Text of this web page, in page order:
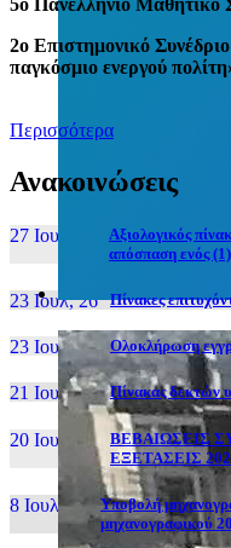
2ο Επιστημονικό
παγκόσμιο ενεργού
Περισσότερα
Ανακοινώσεις
27 Ιουν, 26
Αξιολογικός
απόσπαση ενός
23 Ιουλ, 26 Πίνακες
23 Ιουλ, 26 Ολοκλήρωση
21 Ιουλ, 26 Πίνακας δεκτών
20 Ιουλ, 26
ΒΕΒΑΙΩΣΕΙΣ
ΕΞΕΤΑΣΕΙΣ
8 Ιουλ, 26
Υποβολή
μηχανογραφικού